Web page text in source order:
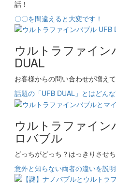
話！
〇〇を間違えると大変です！
ウルトラファイン
DUAL
お客様からの問い合わせが増えて
話題の「UFB DUAL」とはどん
ウルトラファイン
ロバブル
どっちがどっち？はっきりさせ
意外と知らない両者の違いを説明